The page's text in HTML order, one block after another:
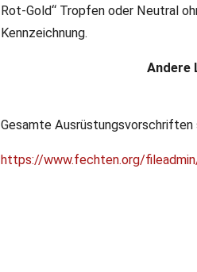
Rot-Gold“ Tropfen oder Neutral
Kennzeichnung.
Andere
Gesamte
https://www.fechten.org/